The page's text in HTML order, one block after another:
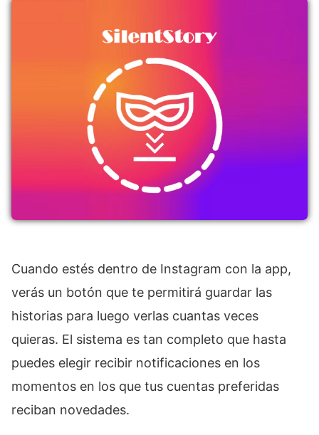
Cuando estés dentro de Instagram con la app,
verás un botón que te permitirá guardar las
historias para luego verlas cuantas veces
quieras. El sistema es tan completo que hasta
puedes elegir recibir notificaciones en los
momentos en los que tus cuentas preferidas
reciban novedades.